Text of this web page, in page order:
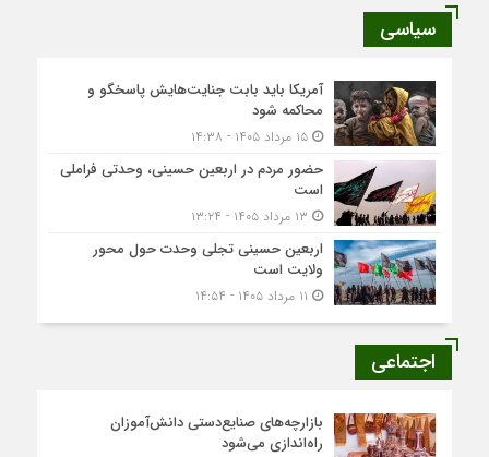
سیاسی
آمریکا باید بابت جنایت‌هایش پاسخگو و
محاکمه شود
۱۵ مرداد ۱۴۰۵ - ۱۴:۳۸
حضور مردم در اربعین حسینی، وحدتی فراملی
است
اربعین حسینی تجلی وحدت حول محور
ولایت است
اجتماعی
بازارچه‌های صنایع‌دستی دانش‌آموزان
راه‌اندازی می‌شود